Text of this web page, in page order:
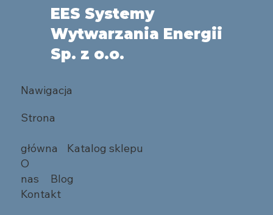
EES Systemy
Wytwarzania Energii
Sp. z o.o.
Nawigacja
Strona
główna
Katalog sklepu
O
nas
Blog
Kontakt